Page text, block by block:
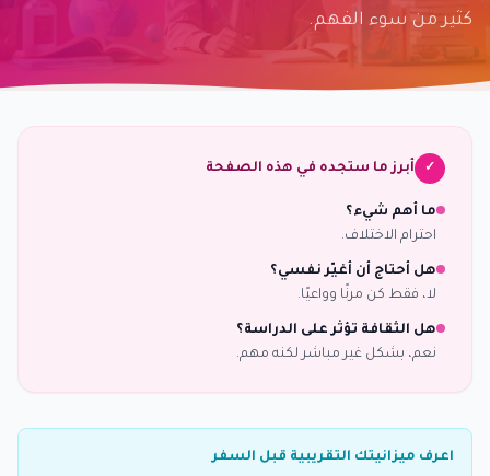
كثير من سوء الفهم.
✓ أبرز ما ستجده في هذه الصفحة
ما أهم شيء؟
احترام الاختلاف.
هل أحتاج أن أغيّر نفسي؟
لا، فقط كن مرنًا وواعيًا.
هل الثقافة تؤثر على الدراسة؟
نعم، بشكل غير مباشر لكنه مهم.
اعرف ميزانيتك التقريبية قبل السفر